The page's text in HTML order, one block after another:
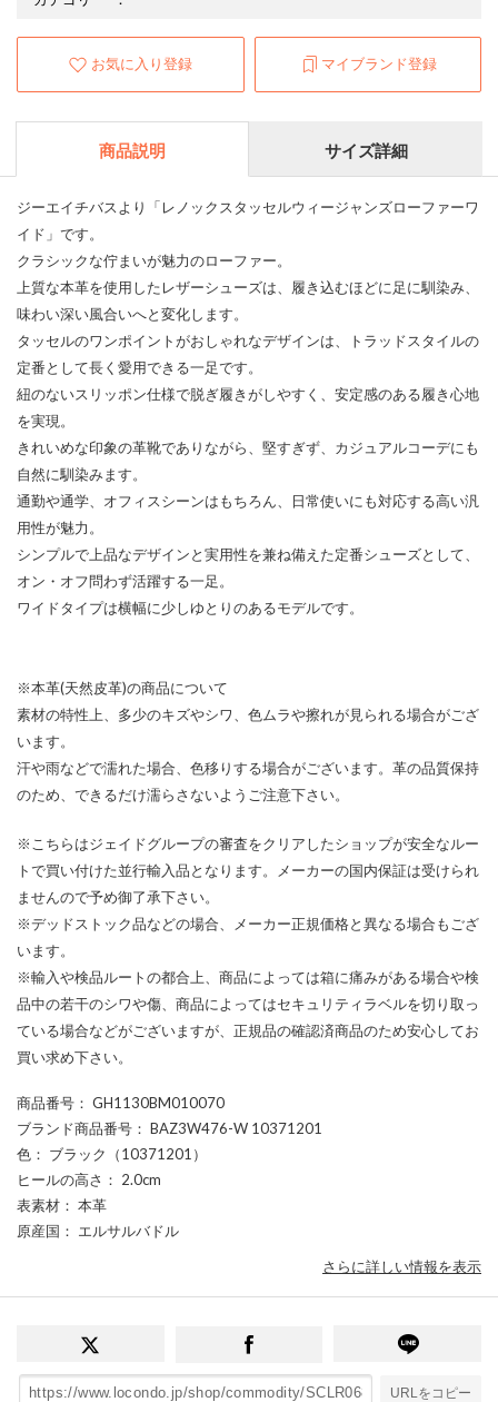
お気に入り登録 マイブランド登録
商品説明 サイズ詳細
ジーエイチバスより「レノックスタッセルウィージャンズローファーワ
イド」です。
クラシックな佇まいが魅力のローファー。
上質な本革を使用したレザーシューズは、履き込むほどに足に馴染み、
味わい深い風合いへと変化します。
タッセルのワンポイントがおしゃれなデザインは、トラッドスタイルの
定番として長く愛用できる一足です。
紐のないスリッポン仕様で脱ぎ履きがしやすく、安定感のある履き心地
を実現。
きれいめな印象の革靴でありながら、堅すぎず、カジュアルコーデにも
自然に馴染みます。
通勤や通学、オフィスシーンはもちろん、日常使いにも対応する高い汎
用性が魅力。
シンプルで上品なデザインと実用性を兼ね備えた定番シューズとして、
オン・オフ問わず活躍する一足。
ワイドタイプは横幅に少しゆとりのあるモデルです。
※本革(天然皮革)の商品について
素材の特性上、多少のキズやシワ、色ムラや擦れが見られる場合がござ
います。
汗や雨などで濡れた場合、色移りする場合がございます。革の品質保持
のため、できるだけ濡らさないようご注意下さい。
※こちらはジェイドグループの審査をクリアしたショップが安全なルー
トで買い付けた並行輸入品となります。メーカーの国内保証は受けられ
ませんので予め御了承下さい。
※デッドストック品などの場合、メーカー正規価格と異なる場合もござ
います。
※輸入や検品ルートの都合上、商品によっては箱に痛みがある場合や検
品中の若干のシワや傷、商品によってはセキュリティラベルを切り取っ
ている場合などがございますが、正規品の確認済商品のため安心してお
買い求め下さい。
商品番号 ： GH1130BM010070
ブランド商品番号 ： BAZ3W476-W 10371201
色 ： ブラック（10371201）
ヒールの高さ ： 2.0cm
表素材 ： 本革
原産国 ： エルサルバドル
さらに詳しい情報を表示
URLをコピー